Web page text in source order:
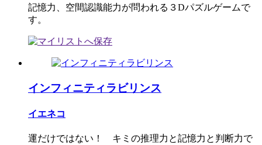
記憶力、空間認識能力が問われる３Dパズルゲームで
す。
インフィニティラビリンス
イエネコ
運だけではない！ キミの推理力と記憶力と判断力で